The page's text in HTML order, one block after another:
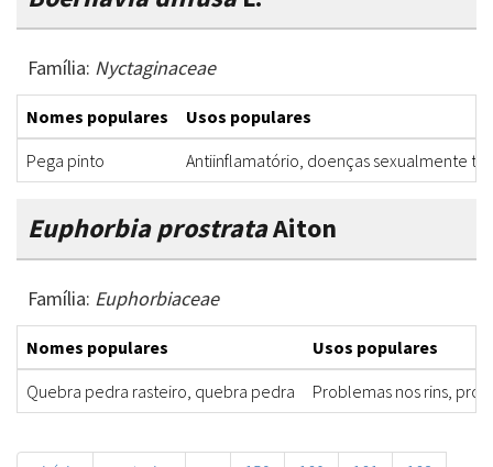
Família: Nyctaginaceae
Nomes populares
Usos populares
Pega pinto
Antiinflamatório, doenças sexualmente
Euphorbia prostrataAiton
Família: Euphorbiaceae
Nomes populares
Usos populares
Quebra pedra rasteiro, quebra pedra
Problemas nos rins,